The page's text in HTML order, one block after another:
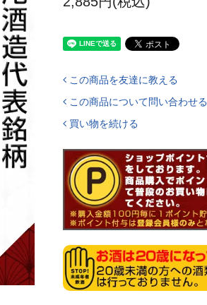
この商品を友達に教える
この商品について問い合わせる
買い物を続ける